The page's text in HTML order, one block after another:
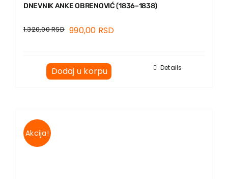
DNEVNIK ANKE OBRENOVIĆ (1836–1838)
1.320,00RSD 990,00 RSD
Dodaj u korpu Details
Akcija!